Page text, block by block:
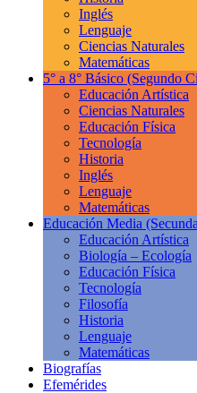
Inglés
Lenguaje
Ciencias Naturales
Matemáticas
5° a 8° Básico (Segundo
Educación Artística
Ciencias Naturales
Educación Física
Tecnología
Historia
Inglés
Lenguaje
Matemáticas
Educación Media
Educación Artística
Biología – Ecología
Educación Física
Tecnología
Filosofía
Historia
Lenguaje
Matemáticas
Biografías
Efemérides